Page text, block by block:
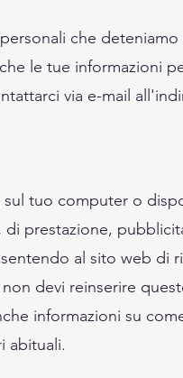
che
le tue informazioni
via e-mail
tuo computer o
prestazione,
al sito web di
devi reinserire
informazioni su
abituali.